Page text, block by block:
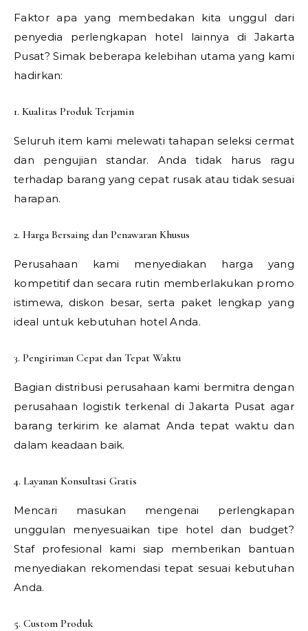
Faktor apa yang membedakan kita unggul dari
penyedia perlengkapan hotel lainnya di Jakarta
Pusat? Simak beberapa kelebihan utama yang kami
hadirkan:
1. Kualitas Produk Terjamin
Seluruh item kami melewati tahapan seleksi cermat
dan pengujian standar. Anda tidak harus ragu
terhadap barang yang cepat rusak atau tidak sesuai
harapan.
2. Harga Bersaing dan Penawaran Khusus
Perusahaan kami menyediakan harga yang
kompetitif dan secara rutin memberlakukan promo
istimewa, diskon besar, serta paket lengkap yang
ideal untuk kebutuhan hotel Anda.
3. Pengiriman Cepat dan Tepat Waktu
Bagian distribusi perusahaan kami bermitra dengan
perusahaan logistik terkenal di Jakarta Pusat agar
barang terkirim ke alamat Anda tepat waktu dan
dalam keadaan baik.
4. Layanan Konsultasi Gratis
Mencari masukan mengenai perlengkapan
unggulan menyesuaikan tipe hotel dan budget?
Staf profesional kami siap memberikan bantuan
menyediakan rekomendasi tepat sesuai kebutuhan
Anda.
5. Custom Produk